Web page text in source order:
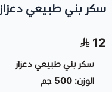
سكر بني طبيعي دعزاز
12
سكر بني طبيعي دعزاز
الوزن: 500 جم